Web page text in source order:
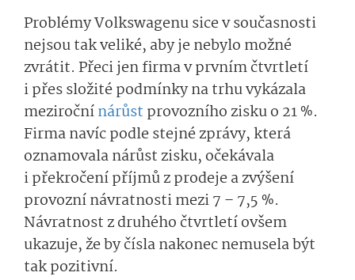
Problémy Volkswagenu sice v současnosti
nejsou tak veliké, aby je nebylo možné
zvrátit. Přeci jen firma v prvním čtvrtletí
i přes složité podmínky na trhu vykázala
meziročnínárůst provozního zisku o 21 %.
Firma navíc podle stejné zprávy, která
oznamovala nárůst zisku, očekávala
i překročení příjmů z prodeje a zvýšení
provozní návratnosti mezi 7 – 7,5 %.
Návratnost z druhého čtvrtletí ovšem
ukazuje, že by čísla nakonec nemusela být
tak pozitivní.